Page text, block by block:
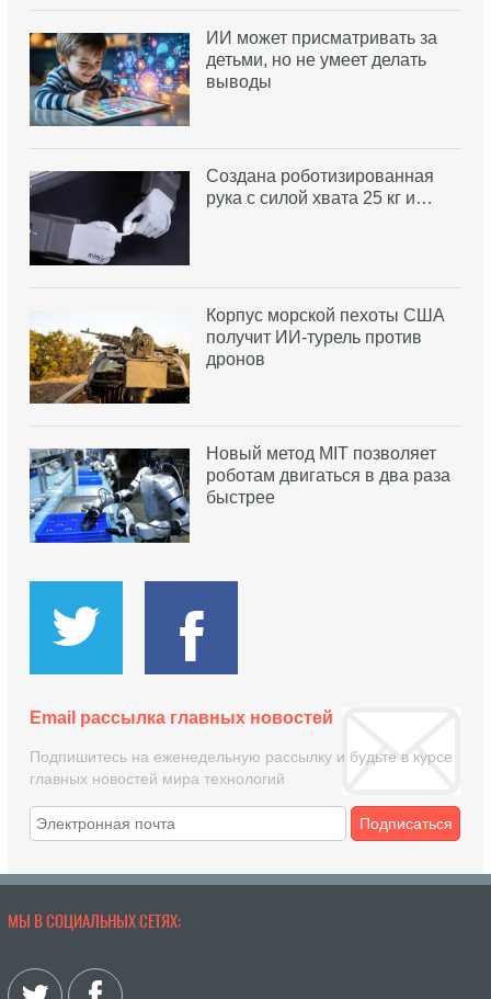
ИИ может присматривать за
детьми, но не умеет делать
выводы
Создана роботизированная
рука с силой хвата 25 кг и…
Корпус морской пехоты США
получит ИИ-турель против
дронов
Новый метод MIT позволяет
роботам двигаться в два раза
быстрее
Email рассылка главных новостей
Подпишитесь на еженедельную рассылку и будьте в курсе
главных новостей мира технологий
Подписаться
МЫ В СОЦИАЛЬНЫХ СЕТЯХ: